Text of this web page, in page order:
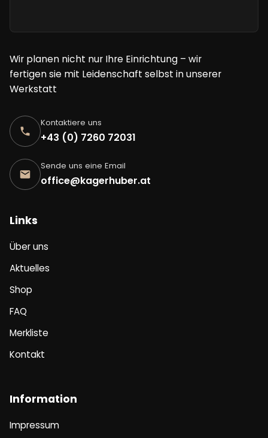
Wir planen nicht nur Ihre Einrichtung – wir
fertigen sie mit Leidenschaft selbst in unserer
Werkstatt
Kontaktiere uns
+43 (0) 7260 72031
Sende uns eine Email
office@kagerhuber.at
Links
Über uns
Aktuelles
Shop
FAQ
Merkliste
Kontakt
Information
Impressum